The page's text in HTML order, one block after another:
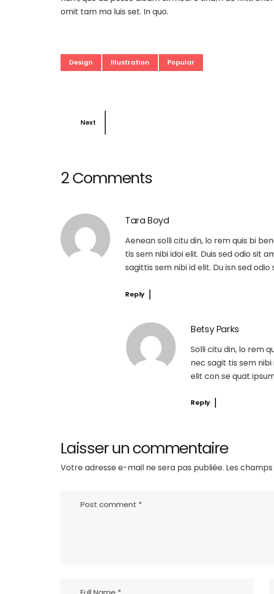
omit tam ma luis set. In quo.
Design Illustration Popular
Next
2 Comments
Tara Boyd
Aenean solli citu din, lo rem quis bi
tis sem nibi idoi elit. Duis sed odio sit
sagittis sem nibi id elit. Du isn sed
Reply
Betsy Parks
Solli citu din, lo rem
nec sagit tis sem
elit con se quat
Reply
Laisser un commentaire
Votre adresse e-mail ne sera pas publiée. Les